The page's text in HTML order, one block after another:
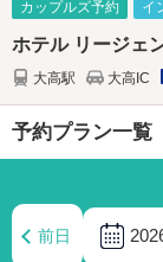
カップルズ予約 イ
ホテル リージェ
大高駅 大高IC
予約プラン一覧
前日